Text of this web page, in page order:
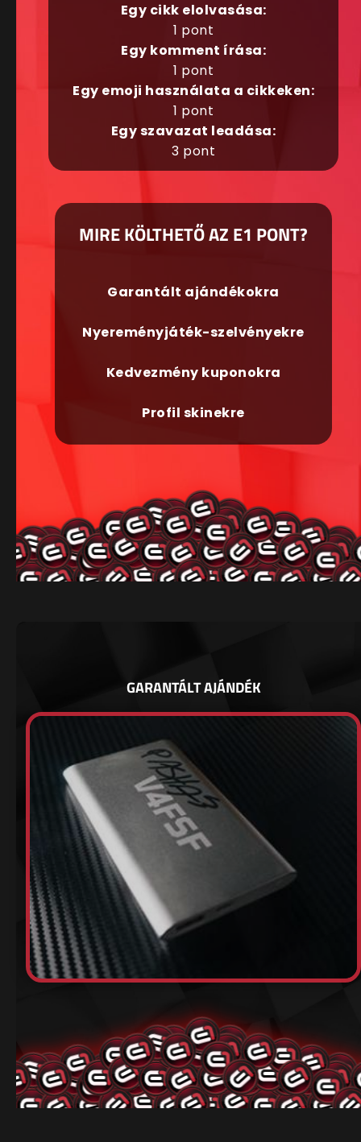
Egy cikk elolvasása:
1 pont
Egy komment írása:
1 pont
Egy emoji használata a cikkeken:
1 pont
Egy szavazat leadása:
3 pont
MIRE KÖLTHETŐ AZ E1 PONT?
Garantált ajándékokra
Nyereményjáték-szelvényekre
Kedvezmény kuponokra
Profil skinekre
GARANTÁLT AJÁNDÉK